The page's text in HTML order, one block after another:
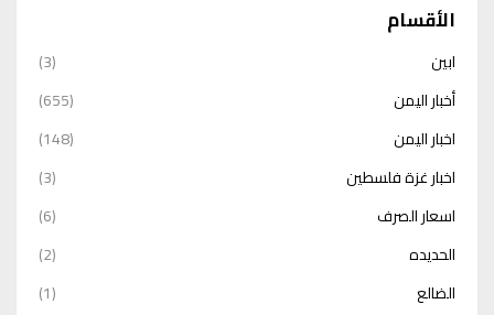
الأقسام
ابين
(3)
أخبار اليمن
(655)
اخبار اليمن
(148)
اخبار غزة فلسطين
(3)
اسعار الصرف
(6)
الحديده
(2)
الضالع
(1)